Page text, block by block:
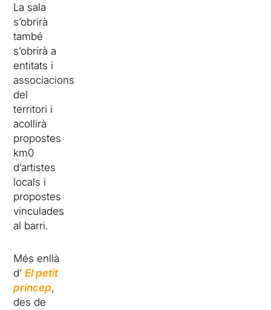
La sala
s’obrirà
també
s’obrirà a
entitats i
associacions
del
territori i
acollirà
propostes
km0
d’artistes
locals i
propostes
vinculades
al barri.
Més enllà
d’El petit
príncep,
des de